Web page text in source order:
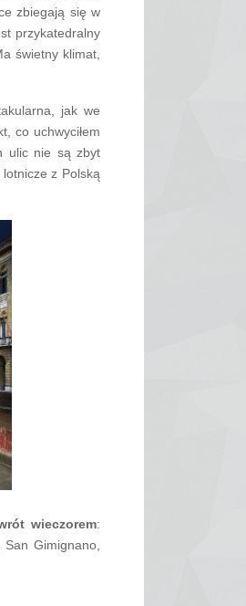
zbiegają się w
przykatedralny
świetny klimat,
jak we
co uchwyciłem
ulic nie są zbyt
z Polską
wieczorem:
Gimignano,